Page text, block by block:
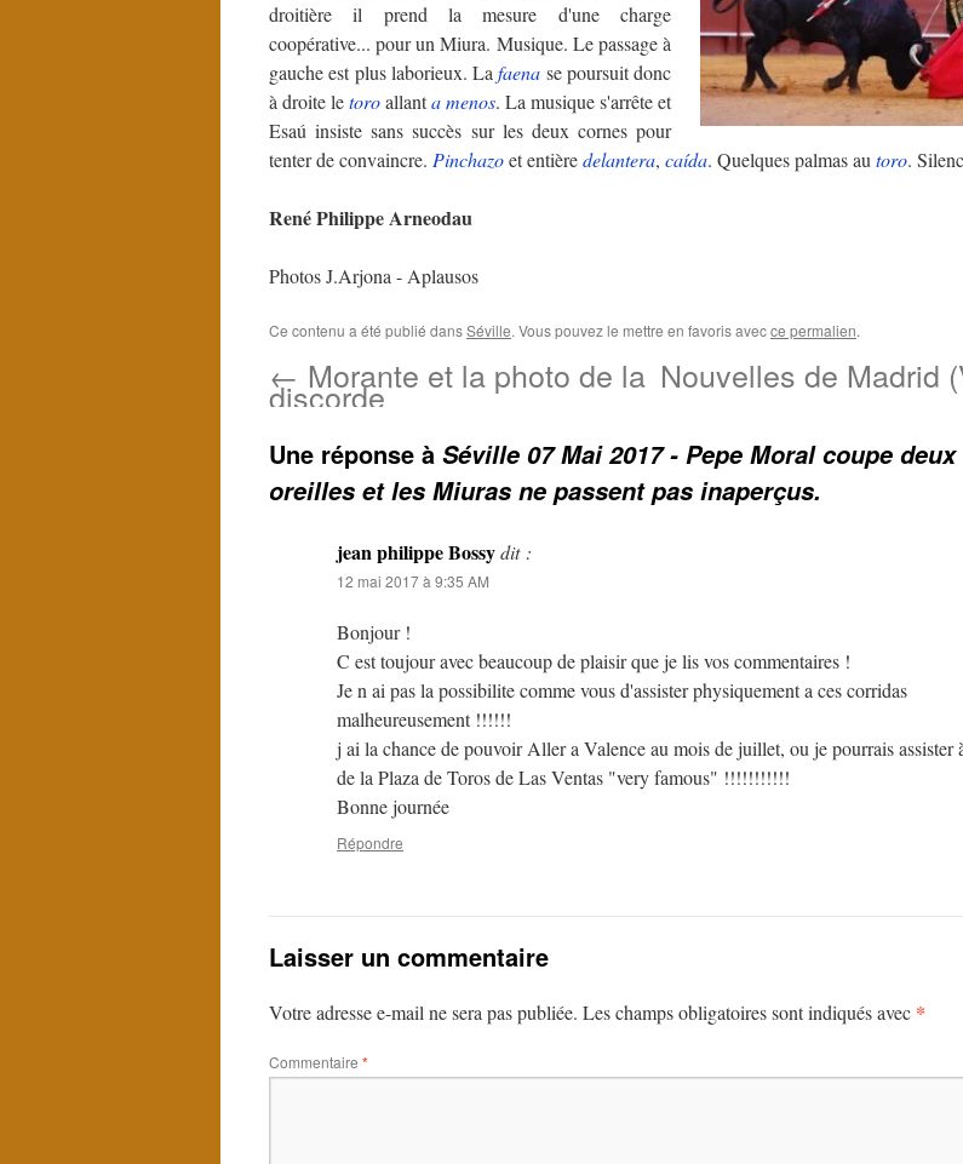
droitière il prend la mesure d'une charge
coopérative... pour un Miura. Musique. Le passage à
gauche est plus laborieux. Lafaena se poursuit donc
à droite letoroallanta menos. La musique s'arrête et
Esaú insiste sans succès sur les deux cornes pour
tenter de convaincre. Pinchazoet entièredelantera, caída. Quelques palmas au toro.
René Philippe Arneodau
Photos J.Arjona - Aplausos
Ce contenu a été publié dansSéville. Vous pouvez le mettre en favoris avecce permalien.
← Morante et la photo de la
discorde Nouvelles de Madrid
Une réponse à Séville 07 Mai 2017 - Pepe Moral coupe deux
oreilles et les Miuras ne passent pas inaperçus.
jean philippe Bossydit :
12 mai 2017 à 9:35 AM
Bonjour !
C est toujour avec beaucoup de plaisir que je lis vos commentaires !
Je n ai pas la possibilite comme vous d'assister physiquement a ces corridas
malheureusement !!!!!!
j ai la chance de pouvoir Aller a Valence au mois de juillet, ou je pourrais assister
de la Plaza de Toros de Las Ventas "very famous" !!!!!!!!!!!
Bonne journée
Répondre
Laisser un commentaire
Votre adresse e-mail ne sera pas publiée. Les champs obligatoires sont indiqués avec *
Commentaire *